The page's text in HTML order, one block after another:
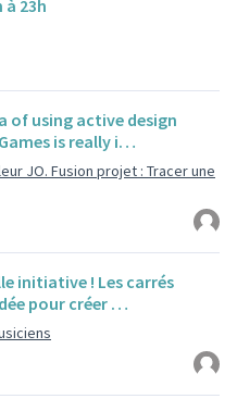
à 23h
of using active design
is really i…
JO. Fusion projet : Tracer une
initiative ! Les carrés
pour créer …